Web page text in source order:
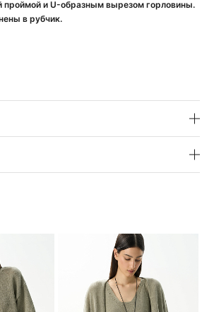
проймой и U-образным вырезом горловины.
в рубчик.